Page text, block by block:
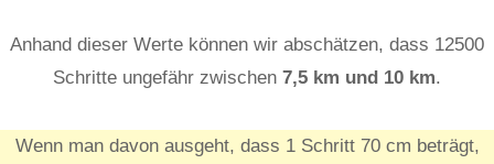
Anhand dieser Werte können wir abschätzen, dass 12500
Schritte ungefähr zwischen 7,5 km und 10 km.
Wenn man davon ausgeht, dass 1 Schritt 70 cm beträgt,